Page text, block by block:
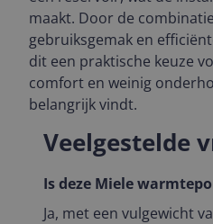
maakt. Door de
gebruiksgemak en
dit een praktische keuze
comfort en weinig
belangrijk vindt.
Veelgestelde
Is deze Miele
Ja, met een vulgewicht